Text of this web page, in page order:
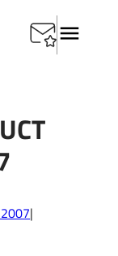
März 2007
|